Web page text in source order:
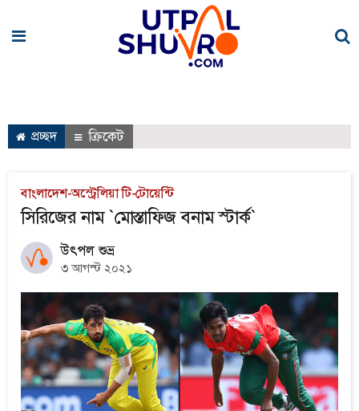
প্রচ্ছদ ক্রিকেট
বাংলাদেশ-অস্ট্রেলিয়া টি-টোয়েন্টি
সিরিজের নাম `মোস্তাফিজ বনাম স্টার্ক`
উৎপল শুভ্র
৩ আগস্ট ২০২১